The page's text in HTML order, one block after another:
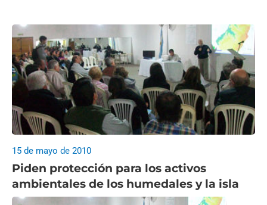
Piden protección para los activos
ambientales de los humedales y la isla
15 de mayo de 2010